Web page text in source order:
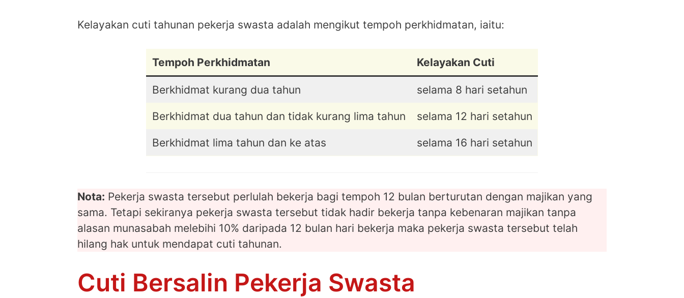
Kelayakan cuti tahunan pekerja swasta adalah mengikut tempoh perkhidmatan, iaitu:
Tempoh Perkhidmatan Kelayakan Cuti
Berkhidmat kurang dua tahun selama 8 hari setahun
Berkhidmat dua tahun dan tidak kurang lima tahun selama 12 hari setahun
Berkhidmat lima tahun dan ke atas selama 16 hari setahun
Nota: Pekerja swasta tersebut perlulah bekerja bagi tempoh 12 bulan berturutan dengan majikan yang
sama. Tetapi sekiranya pekerja swasta tersebut tidak hadir bekerja tanpa kebenaran majikan tanpa
alasan munasabah melebihi 10% daripada 12 bulan hari bekerja maka pekerja swasta tersebut telah
hilang hak untuk mendapat cuti tahunan.
Cuti Bersalin Pekerja Swasta